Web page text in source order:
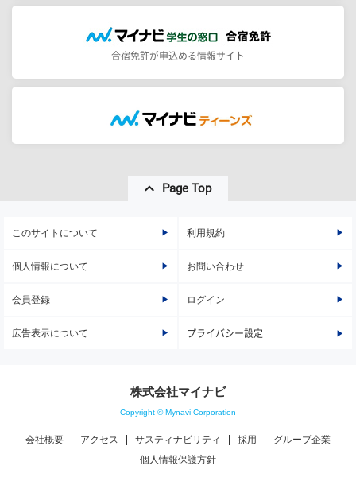
合宿免許が申込める情報サイト
Page Top
このサイトについて 利用規約
個人情報について お問い合わせ
会員登録 ログイン
広告表示について プライバシー設定
株式会社マイナビ
Copyright © Mynavi Corporation
会社概要 アクセス サスティナビリティ 採用
グループ企業
個人情報保護方針